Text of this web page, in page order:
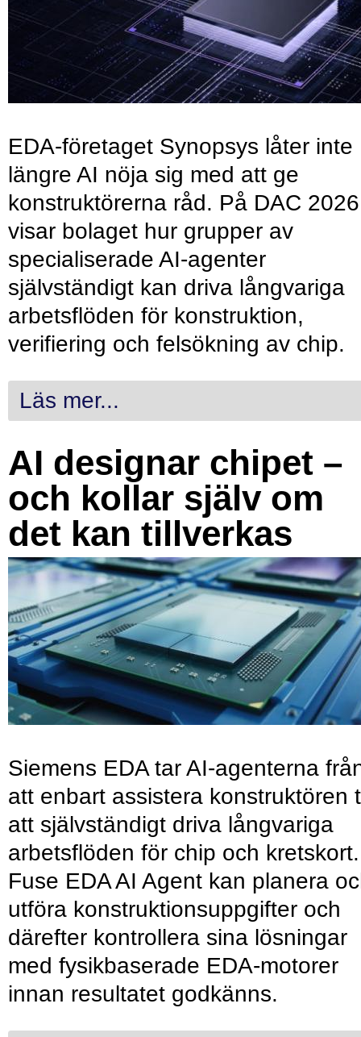
EDA-företaget Synopsys låter inte
längre AI nöja sig med att ge
konstruktörerna råd. På DAC 2026
visar bolaget hur grupper av
specialiserade AI-agenter
självständigt kan driva långvariga
arbetsflöden för konstruktion,
verifiering och felsökning av chip.
Läs mer...
AI designar chipet –
och kollar själv om
det kan tillverkas
Siemens EDA tar AI-agenterna
att enbart assistera konstruktören
att självständigt driva långvariga
arbetsflöden för chip och kretskort.
Fuse EDA AI Agent kan planera
utföra konstruktionsuppgifter och
därefter kontrollera sina lösningar
med fysikbaserade EDA-motorer
innan resultatet godkänns.